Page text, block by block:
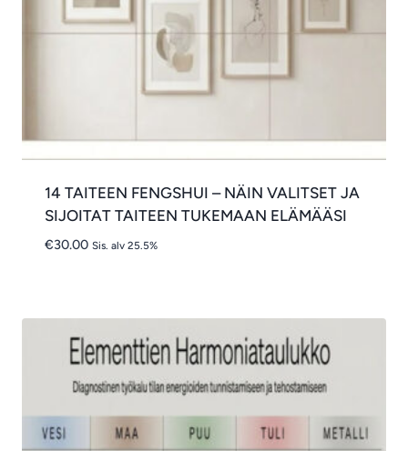
14 TAITEEN FENGSHUI – NÄIN VALITSET JA
SIJOITAT TAITEEN TUKEMAAN ELÄMÄÄSI
€30.00 Sis. alv 25.5%